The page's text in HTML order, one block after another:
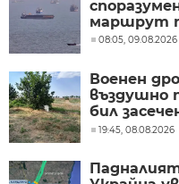
маршрут
08:05, 09.08.2026
Военен
въздушно
бил
Румъния?
19:45, 08.08.2026